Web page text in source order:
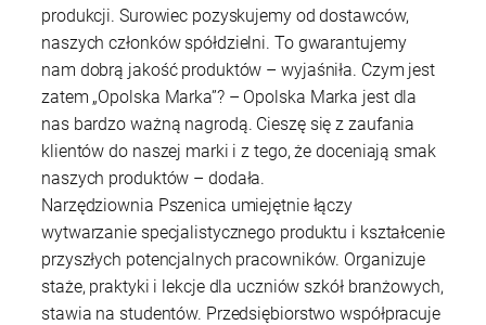
produkcji. Surowiec pozyskujemy od dostawców,
naszych członków spółdzielni. To gwarantujemy
nam dobrą jakość produktów – wyjaśniła. Czym jest
zatem „Opolska Marka”? – Opolska Marka jest dla
nas bardzo ważną nagrodą. Cieszę się z zaufania
klientów do naszej marki i z tego, że doceniają smak
naszych produktów – dodała.
Narzędziownia Pszenica umiejętnie łączy
wytwarzanie specjalistycznego produktu i kształcenie
przyszłych potencjalnych pracowników. Organizuje
staże, praktyki i lekcje dla uczniów szkół branżowych,
stawia na studentów. Przedsiębiorstwo współpracuje